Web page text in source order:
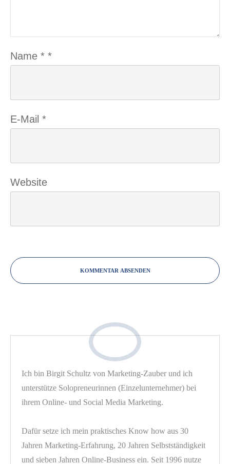
Name * *
E-Mail *
Website
KOMMENTAR ABSENDEN
Ich bin Birgit Schultz von Marketing-Zauber und ich
unterstütze Solopreneurinnen (Einzelunternehmer) bei
ihrem Online- und Social Media Marketing.
Dafür setze ich mein praktisches Know how aus 30
Jahren Marketing-Erfahrung, 20 Jahren Selbstständigkeit
und sieben Jahren Online-Business ein. Seit 1996 nutze